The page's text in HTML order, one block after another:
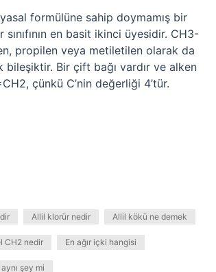
formülüne sahip doymamış bir
en basit ikinci üyesidir. CH3-
propilen veya metiletilen olarak da
bileşiktir. Bir çift bağı vardır ve alken
çünkü C’nin değerliği 4’tür.
Allil klorür nedir Allil kökü ne demek
CH2 nedir En ağır içki hangisi
şey mi